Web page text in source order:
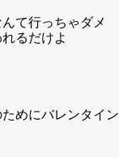
て行っちゃダメ
るだけよ
めにバレンタイン